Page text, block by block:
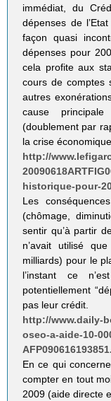
immédiat, du
dépenses de
façon quasi
dépenses pour
cela profite aux
cours de comptes
autres
cause
(doublement par
la crise
http://
historique-pour-
Les
(chômage,
sentir qu’à partir
n’avait utilisé
milliards) pour le
l’instant ce
potentiellement
pas leur crédit.
http://www.daily-
oseo-a-aide-10-
En ce qui
compter en tout
2009 (aide directe